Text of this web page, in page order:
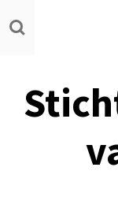
Ga
direct
hoofdinhoud